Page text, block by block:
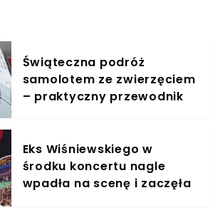
Świąteczna podróż
samolotem ze zwierzęciem
– praktyczny przewodnik
Eks Wiśniewskiego w
środku koncertu nagle
wpadła na scenę i zaczęła